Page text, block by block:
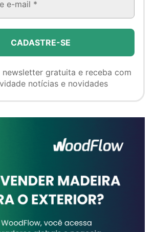
newsletter gratuita e receba com
notícias e novidades